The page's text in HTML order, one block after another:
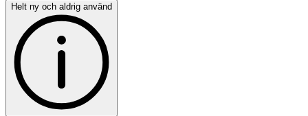
Helt ny och aldrig använd